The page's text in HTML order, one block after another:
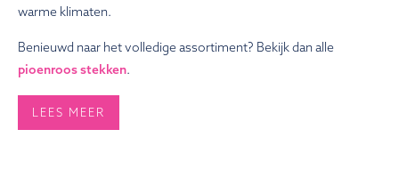
warme klimaten.
Benieuwd naar het volledige assortiment? Bekijk dan alle
pioenroos stekken.
LEES MEER